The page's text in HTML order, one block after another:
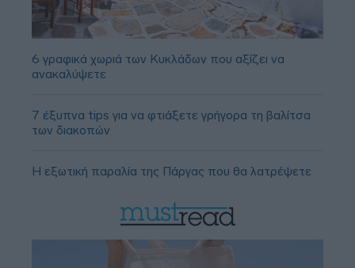
6 γραφικά χωριά των Κυκλάδων που αξίζει να
ανακαλύψετε
7 έξυπνα tips για να φτιάξετε γρήγορα τη βαλίτσα
των διακοπών
Η εξωτική παραλία της Πάργας που θα λατρέψετε